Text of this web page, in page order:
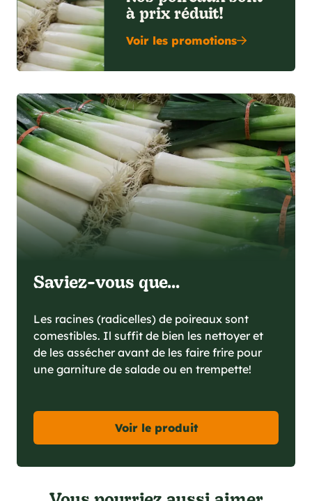
à prix réduit!
Voir les promotions
Saviez-vous que...
Les racines (radicelles) de poireaux sont
comestibles. Il suffit de bien les nettoyer et
de les assécher avant de les faire frire pour
une garniture de salade ou en trempette!
Voir le produit